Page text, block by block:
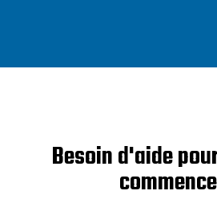
Besoin d'aide